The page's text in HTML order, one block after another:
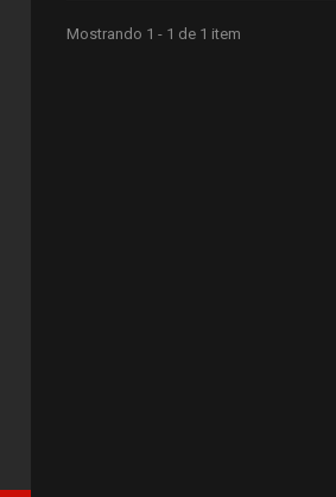
Mostrando 1 - 1 de 1 item